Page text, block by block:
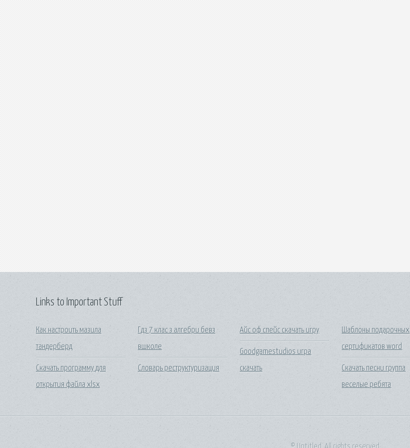
Links to Important Stuff
Как настроить мазила
тандерберд
Скачать программу для
открытия файла xlsx
Гдз 7 клас з алгебри бевз
вшколе
Словарь реструктуризация
Айс оф спейс скачать игру
Goodgamestudios игра
скачать
Шаблоны подарочных
сертификатов word
Скачать песни группа
веселые ребята